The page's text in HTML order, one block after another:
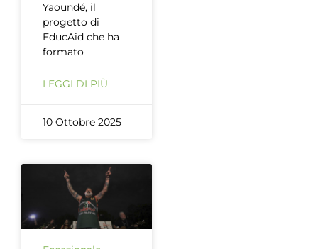
Yaoundé, il
progetto di
EducAid che ha
formato
LEGGI DI PIÙ
10 Ottobre 2025